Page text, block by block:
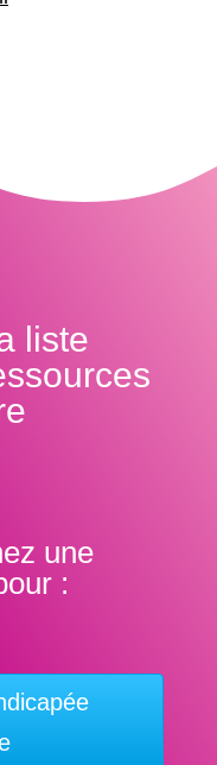
liste
une
: